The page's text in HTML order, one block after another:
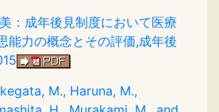
：成年後見制度において医療
能力の概念とその評価,成年後
M., Haruna, M.,